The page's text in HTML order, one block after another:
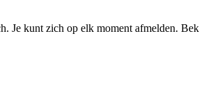
Je kunt zich op elk moment afmelden.